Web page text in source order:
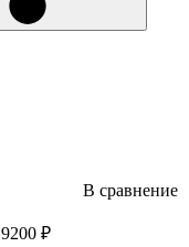
В сравнение
9200 ₽